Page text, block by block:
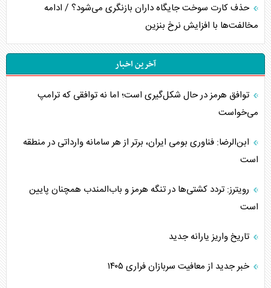
حذف کارت سوخت جایگاه داران بازنگری می‌شود؟ / ادامه
مخالفت‌ها با افزایش نرخ بنزین
آخرین اخبار
توافق هرمز در حال شکل‌گیری است؛ اما نه توافقی که ترامپ
می‌خواست
ابن‌الرضا: فناوری بومی ایران، برتر از هر سامانه وارداتی در منطقه
است
رویترز: تردد کشتی‌ها در تنگه هرمز و باب‌المندب همچنان پایین
است
تاریخ واریز یارانه جدید
خبر جدید از معافیت سربازان فراری ۱۴۰۵